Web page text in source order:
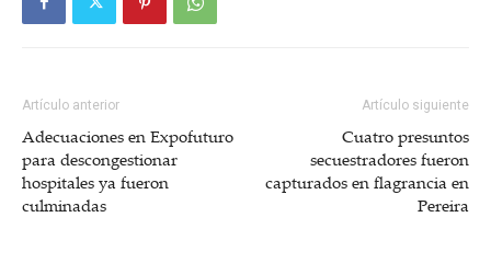
Artículo anterior
Adecuaciones en Expofuturo
para descongestionar
hospitales ya fueron
culminadas
Artículo siguiente
Cuatro presuntos
secuestradores fueron
capturados en flagrancia en
Pereira